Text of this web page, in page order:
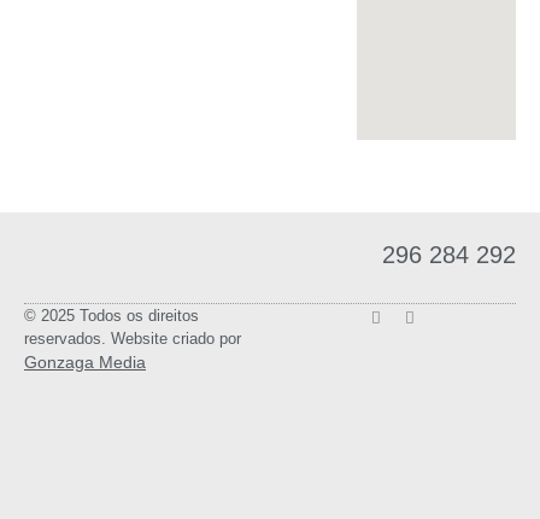
296 284 292
© 2025 Todos os direitos
reservados. Website criado por
Gonzaga Media